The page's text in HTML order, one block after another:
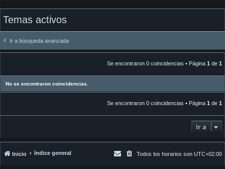
Temas activos
Ir a búsqueda avanzada
Se encontraron 0 coincidencias • Página 1 de 1
No se encontraron coincidencias.
Se encontraron 0 coincidencias • Página 1 de 1
Ir a
Inicio Índice general Todos los horarios son UTC+02:00